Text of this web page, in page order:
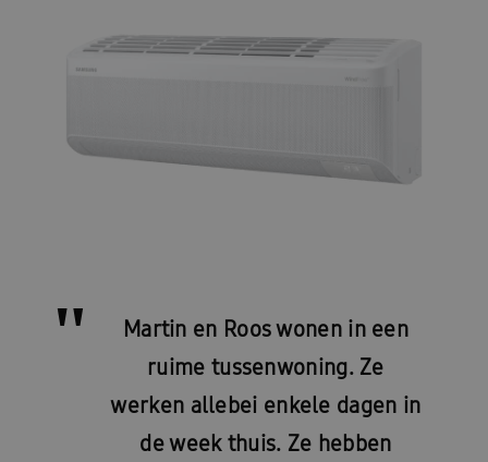
Martin en Roos wonen in een
ruime tussenwoning. Ze
werken allebei enkele dagen in
de week thuis. Ze hebben